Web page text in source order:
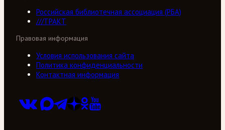
Российская библиотечная ассоциация (РБА)
///ТРАКТ
Правовая информация
Условия использования сайта
Политика конфиденциальности
Контактная информация